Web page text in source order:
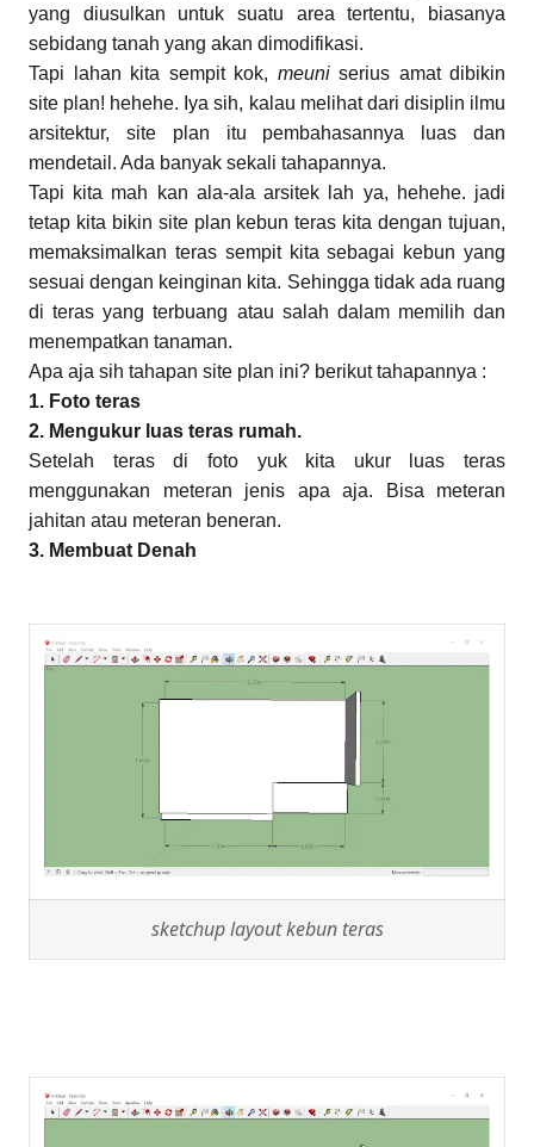
yang diusulkan untuk suatu area tertentu, biasanya
sebidang tanah yang akan dimodifikasi.
Tapi lahan kita sempit kok, meuniserius amat dibikin
site plan! hehehe. Iya sih, kalau melihat dari disiplin ilmu
arsitektur, site plan itu pembahasannya luas dan
mendetail. Ada banyak sekali tahapannya.
Tapi kita mah kan ala-ala arsitek lah ya, hehehe. jadi
tetap kita bikin site plan kebun teras kita dengan tujuan,
memaksimalkan teras sempit kita sebagai kebun yang
sesuai dengan keinginan kita. Sehingga tidak ada ruang
di teras yang terbuang atau salah dalam memilih dan
menempatkan tanaman.
Apa aja sih tahapan site plan ini? berikut tahapannya :
1. Foto teras
2. Mengukur luas teras rumah.
Setelah teras di foto yuk kita ukur luas teras
menggunakan meteran jenis apa aja. Bisa meteran
jahitan atau meteran beneran.
3. Membuat Denah
sketchup layout kebun teras